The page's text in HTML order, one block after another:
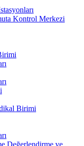
Kontrol Merkezi
Birimi
Değerlendirme ve